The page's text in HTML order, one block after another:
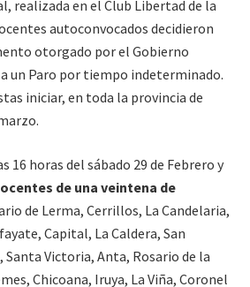
realizada en el Club Libertad de la
autoconvocados decidieron
otorgado por el Gobierno
un Paro por tiempo indeterminado.
iniciar, en toda la provincia de
16 horas del sábado 29 de Febrero y
de una veintena de
de Lerma, Cerrillos, La Candelaria,
Capital, La Caldera, San
Victoria, Anta, Rosario de la
Chicoana, Iruya, La Viña, Coronel